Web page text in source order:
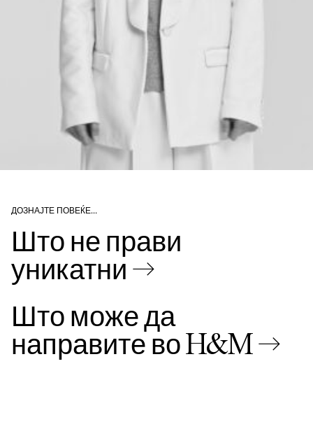
ДОЗНАЈТЕ ПОВЕЌЕ…
Што не прави
уникатни →
Што може да
направите во H&M →